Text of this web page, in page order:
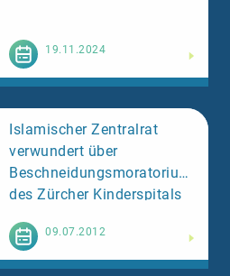
19.11.2024
Islamischer Zentralrat
verwundert über
Beschneidungsmoratorium
des Zürcher Kinderspitals
09.07.2012